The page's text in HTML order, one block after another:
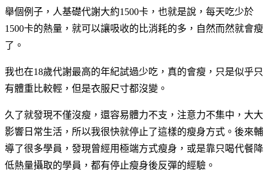
舉個例子，人基礎代謝大約1500卡，也就是說，每天吃少於
1500卡的熱量，就可以讓吸收的比消耗的多，自然而然就會瘦
了。
我也在18歲代謝最高的年紀試過少吃，真的會瘦，只是似乎只
有體重比較輕，但是衣服尺寸都沒變。
久了就發現不僅沒瘦，還容易體力不支，注意力不集中，大大
影響日常生活，所以我很快就停止了這樣的瘦身方式。後來輔
導了很多學員，發現曾經用極端方式瘦身，或是靠只喝代餐降
低熱量攝取的學員，都有停止瘦身後反彈的經驗。